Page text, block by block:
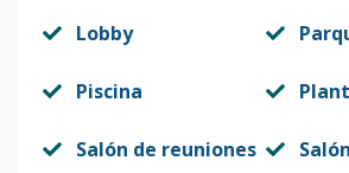
Lobby
Piscina
Salón de reuniones